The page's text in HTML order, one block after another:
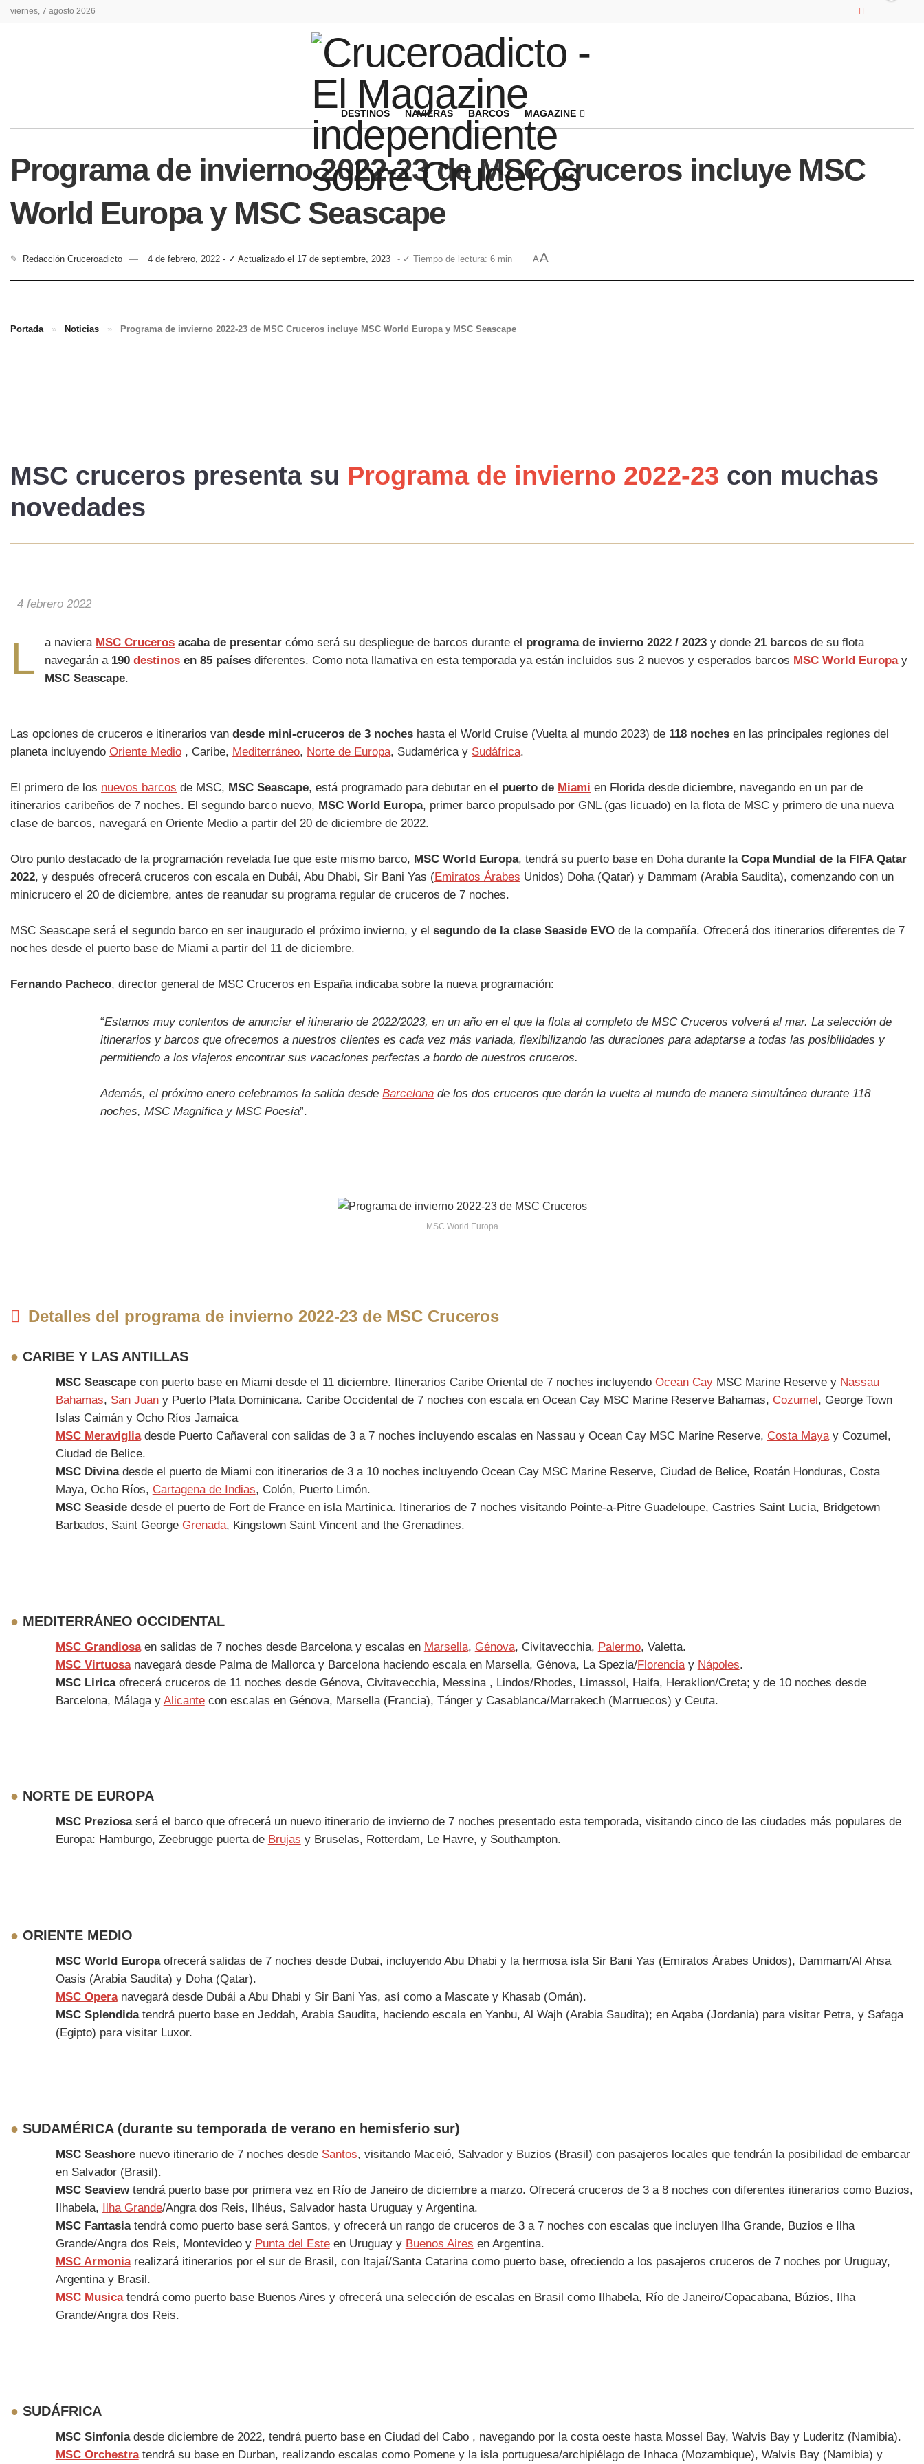
viernes, 7 agosto 2026
DESTINOS NAVIERAS BARCOS MAGAZINE
Programa de invierno 2022-23 de MSC Cruceros incluye MSC
World Europa y MSC Seascape
✎ Redacción Cruceroadicto 4 de febrero, 2022 - ✓ Actualizado el 17 de septiembre, 2023 - ✓ Tiempo de lectura: 6 min AA
Portada » Noticias » Programa de invierno 2022-23 de MSC Cruceros incluye MSC World Europa y MSC Seascape
MSC cruceros presenta su Programa de invierno 2022-23 con muchas
novedades
4 febrero 2022
L a naviera MSC Cruceros acaba de presentar cómo será su despliegue de barcos durante el programa de invierno 2022 / 2023 y donde21 barcos de su flota
navegarán a 190destinos en 85 países diferentes. Como nota llamativa en esta temporada ya están incluidos sus 2 nuevos y esperados barcos MSC World Europay
MSC Seascape.
Las opciones de cruceros e itinerarios van desde mini-cruceros de 3 noches hasta el World Cruise (Vuelta al mundo 2023) de 118 noches en las principales regiones del
planeta incluyendo Oriente Medio , Caribe, Mediterráneo, Norte de Europa, Sudamérica y Sudáfrica.
El primero de los nuevos barcos de MSC, MSC Seascape, está programado para debutar en el puerto de Miami en Florida desde diciembre, navegando en un par de
itinerarios caribeños de 7 noches. El segundo barco nuevo, MSC World Europa, primer barco propulsado por GNL (gas licuado) en la flota de MSC y primero de una nueva
clase de barcos, navegará en Oriente Medio a partir del 20 de diciembre de 2022.
Otro punto destacado de la programación revelada fue que este mismo barco, MSC World Europa, tendrá su puerto base en Doha durante la Copa Mundial de la FIFA Qatar
2022, y después ofrecerá cruceros con escala en Dubái, Abu Dhabi, Sir Bani Yas (Emiratos Árabes Unidos) Doha (Qatar) y Dammam (Arabia Saudita), comenzando con un
minicrucero el 20 de diciembre, antes de reanudar su programa regular de cruceros de 7 noches.
MSC Seascape será el segundo barco en ser inaugurado el próximo invierno, y el segundo de la clase Seaside EVO de la compañía. Ofrecerá dos itinerarios diferentes de 7
noches desde el puerto base de Miami a partir del 11 de diciembre.
Fernando Pacheco, director general de MSC Cruceros en España indicaba sobre la nueva programación:
“Estamos muy contentos de anunciar el itinerario de 2022/2023, en un año en el que la flota al completo de MSC Cruceros volverá al mar. La selección de
itinerarios y barcos que ofrecemos a nuestros clientes es cada vez más variada, flexibilizando las duraciones para adaptarse a todas las posibilidades y
permitiendo a los viajeros encontrar sus vacaciones perfectas a bordo de nuestros cruceros.
Además, el próximo enero celebramos la salida desdeBarcelona de los dos cruceros que darán la vuelta al mundo de manera simultánea durante 118
noches, MSC Magnifica y MSC Poesia”.
MSC World Europa
Detalles del programa de invierno 2022-23 de MSC Cruceros
● CARIBE Y LAS ANTILLAS
MSC Seascapecon puerto base en Miami desde el 11 diciembre. Itinerarios Caribe Oriental de 7 noches incluyendo Ocean CayMSC Marine Reserve y Nassau
Bahamas, San Juany Puerto Plata Dominicana. Caribe Occidental de 7 noches con escala en Ocean Cay MSC Marine Reserve Bahamas, Cozumel, George Town
Islas Caimán y Ocho Ríos Jamaica
MSC Meravigliadesde Puerto Cañaveral con salidas de 3 a 7 noches incluyendo escalas en Nassau y Ocean Cay MSC Marine Reserve, Costa Mayay Cozumel,
Ciudad de Belice.
MSC Divinadesde el puerto de Miami con itinerarios de 3 a 10 noches incluyendo Ocean Cay MSC Marine Reserve, Ciudad de Belice, Roatán Honduras, Costa
Maya, Ocho Ríos, Cartagena de Indias, Colón, Puerto Limón.
MSC Seasidedesde el puerto de Fort de France en isla Martinica. Itinerarios de 7 noches visitando Pointe-a-Pitre Guadeloupe, Castries Saint Lucia, Bridgetown
Barbados, Saint George Grenada, Kingstown Saint Vincent and the Grenadines.
● MEDITERRÁNEO OCCIDENTAL
MSC Grandiosaen salidas de 7 noches desde Barcelona y escalas en Marsella, Génova, Civitavecchia, Palermo, Valetta.
MSC Virtuosanavegará desde Palma de Mallorca y Barcelona haciendo escala en Marsella, Génova, La Spezia/Florenciay Nápoles.
MSC Liricaofrecerá cruceros de 11 noches desde Génova, Civitavecchia, Messina , Lindos/Rhodes, Limassol, Haifa, Heraklion/Creta; y de 10 noches desde
Barcelona, Málaga y Alicantecon escalas en Génova, Marsella (Francia), Tánger y Casablanca/Marrakech (Marruecos) y Ceuta.
● NORTE DE EUROPA
MSC Preziosaserá el barco que ofrecerá un nuevo itinerario de invierno de 7 noches presentado esta temporada, visitando cinco de las ciudades más populares de
Europa: Hamburgo, Zeebrugge puerta de Brujas y Bruselas, Rotterdam, Le Havre, y Southampton.
● ORIENTE MEDIO
MSC World Europaofrecerá salidas de 7 noches desde Dubai, incluyendo Abu Dhabi y la hermosa isla Sir Bani Yas (Emiratos Árabes Unidos), Dammam/Al Ahsa
Oasis (Arabia Saudita) y Doha (Qatar).
MSC Operanavegará desde Dubái a Abu Dhabi y Sir Bani Yas, así como a Mascate y Khasab (Omán).
MSC Splendidatendrá puerto base en Jeddah, Arabia Saudita, haciendo escala en Yanbu, Al Wajh (Arabia Saudita); en Aqaba (Jordania) para visitar Petra, y Safaga
(Egipto) para visitar Luxor.
● SUDAMÉRICA (durante su temporada de verano en hemisferio sur)
MSC Seashorenuevo itinerario de 7 noches desde Santos, visitando Maceió, Salvador y Buzios (Brasil) con pasajeros locales que tendrán la posibilidad de embarcar
en Salvador (Brasil).
MSC Seaviewtendrá puerto base por primera vez en Río de Janeiro de diciembre a marzo. Ofrecerá cruceros de 3 a 8 noches con diferentes itinerarios como Buzios,
Ilhabela, Ilha Grande/Angra dos Reis, Ilhéus, Salvador hasta Uruguay y Argentina.
MSC Fantasiatendrá como puerto base será Santos, y ofrecerá un rango de cruceros de 3 a 7 noches con escalas que incluyen Ilha Grande, Buzios e Ilha
Grande/Angra dos Reis, Montevideo y Punta del Esteen Uruguay y Buenos Aires en Argentina.
MSC Armoniarealizará itinerarios por el sur de Brasil, con Itajaí/Santa Catarina como puerto base, ofreciendo a los pasajeros cruceros de 7 noches por Uruguay,
Argentina y Brasil.
MSC Musicatendrá como puerto base Buenos Aires y ofrecerá una selección de escalas en Brasil como Ilhabela, Río de Janeiro/Copacabana, Búzios, Ilha
Grande/Angra dos Reis.
● SUDÁFRICA
MSC Sinfoniadesde diciembre de 2022, tendrá puerto base en Ciudad del Cabo , navegando por la costa oeste hasta Mossel Bay, Walvis Bay y Luderitz (Namibia).
MSC Orchestratendrá su base en Durban, realizando escalas como Pomene y la isla portuguesa/archipiélago de Inhaca (Mozambique), Walvis Bay (Namibia) y